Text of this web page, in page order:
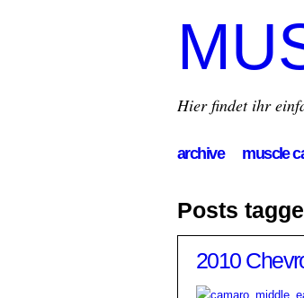
Hier findet ihr
archive muscle
Posts
2010